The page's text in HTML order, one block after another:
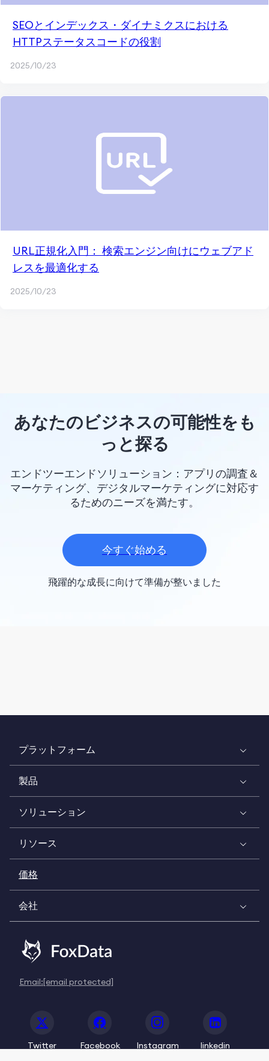
SEOとインデックス・ダイナミクスにおける
HTTPステータスコードの役割
2025/10/23
URL正規化入門： 検索エンジン向けにウェブアド
レスを最適化する
2025/10/23
あなたのビジネスの可能性をも
っと探る
エンドツーエンドソリューション：アプリの調査＆
マーケティング、デジタルマーケティングに対応す
るためのニーズを満たす。
今すぐ始める
飛躍的な成長に向けて準備が整いました
プラットフォーム
製品
ソリューション
リソース
価格
会社
Email:[email protected]
Twitter Facebook Instagram linkedin